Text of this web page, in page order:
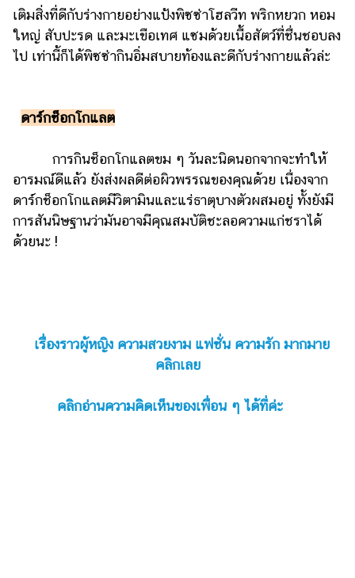
ออนไลน์
ติดต่อ
โฆษณา
ร่วม
เรา
เติมสิ่งที่ดีกับร่างกายอย่างแป้งพิซซ่าโฮลวีท พริกหยวก หอม
ใหญ่ สับปะรด และมะเขือเทศ แซมด้วยเนื้อสัตว์ที่ชื่นชอบลง
ไป เท่านี้ก็ได้พิซซ่ากินอิ่มสบายท้องและดีกับร่างกายแล้วล่ะ
ดาร์กช็อกโกแลต
การกินช็อกโกแลตขม ๆ วันละนิดนอกจากจะทำให้
อารมณ์ดีแล้ว ยังส่งผลดีต่อผิวพรรณของคุณด้วย เนื่องจาก
ดาร์กช็อกโกแลตมีวิตามินและแร่ธาตุบางตัวผสมอยู่ ทั้งยังมี
การสันนิษฐานว่ามันอาจมีคุณสมบัติชะลอความแก่ชราได้
ด้วยนะ !
เรื่องราวผู้หญิง ความสวยงาม แฟชั่น ความรัก มากมาย
คลิกเลย
คลิกอ่านความคิดเห็นของเพื่อน ๆ ได้ที่ค่ะ